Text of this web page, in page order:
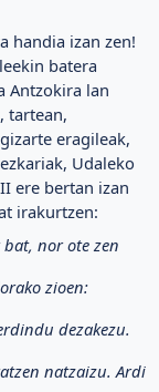
handia izan zen!
batera
Antzokira lan
tartean,
eragileak,
Udaleko
ere bertan izan
irakurtzen:
nor ote zen
zioen:
dezakezu.
natzaizu. Ardi